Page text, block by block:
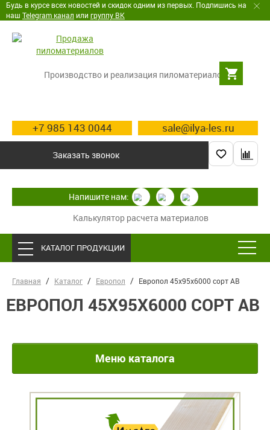
Будь в курсе всех новостей и скидок одним из первых. Подпишись на
наш Telegram канал или группу ВК
Производство и реализация пиломатериалов
+7 985 143 0044 sale@ilya-les.ru
Заказать звонок
Калькулятор расчета материалов
Напишите нам:
КАТАЛОГ ПРОДУКЦИИ
Главная Каталог Европол Европол 45х95х6000 сорт АВ
ЕВРОПОЛ 45Х95Х6000 СОРТ АВ
Меню каталога